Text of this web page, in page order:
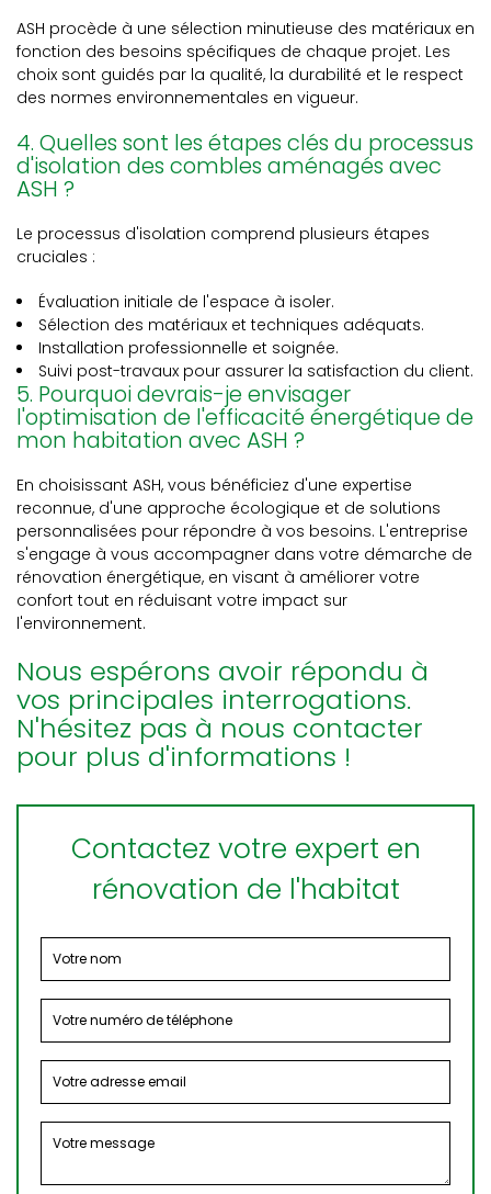
ASH procède à une sélection minutieuse des matériaux en
fonction des besoins spécifiques de chaque projet. Les
choix sont guidés par la qualité, la durabilité et le respect
des normes environnementales en vigueur.
4. Quelles sont les étapes clés du processus
d'isolation des combles aménagés avec
ASH ?
Le processus d'isolation comprend plusieurs étapes
cruciales :
Évaluation initiale de l'espace à isoler.
Sélection des matériaux et techniques adéquats.
Installation professionnelle et soignée.
Suivi post-travaux pour assurer la satisfaction du client.
5. Pourquoi devrais-je envisager
l'optimisation de l'efficacité énergétique de
mon habitation avec ASH ?
En choisissant ASH, vous bénéficiez d'une expertise
reconnue, d'une approche écologique et de solutions
personnalisées pour répondre à vos besoins. L'entreprise
s'engage à vous accompagner dans votre démarche de
rénovation énergétique, en visant à améliorer votre
confort tout en réduisant votre impact sur
l'environnement.
Nous espérons avoir répondu à
vos principales interrogations.
N'hésitez pas à nous contacter
pour plus d'informations !
Contactez votre expert en
rénovation de l'habitat